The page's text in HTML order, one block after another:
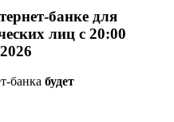
банке для
лиц с 20:00
банка будет